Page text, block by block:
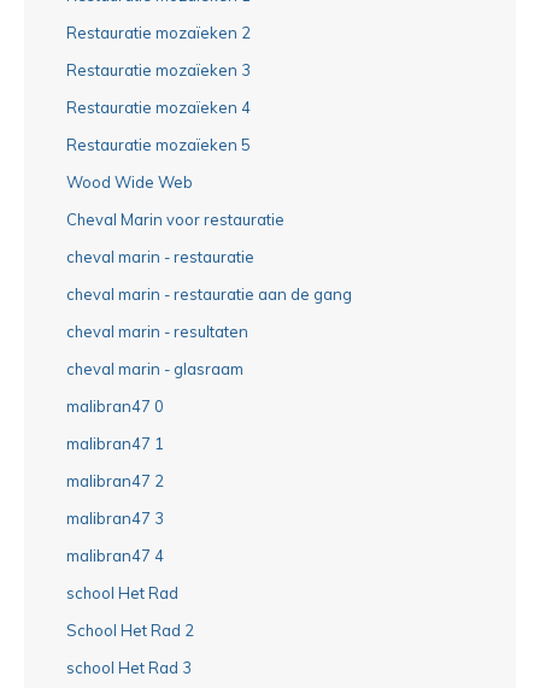
Restauratie mozaïeken 2
Restauratie mozaïeken 3
Restauratie mozaïeken 4
Restauratie mozaïeken 5
Wood Wide Web
Cheval Marin voor restauratie
cheval marin - restauratie
cheval marin - restauratie aan de gang
cheval marin - resultaten
cheval marin - glasraam
malibran47 0
malibran47 1
malibran47 2
malibran47 3
malibran47 4
school Het Rad
School Het Rad 2
school Het Rad 3